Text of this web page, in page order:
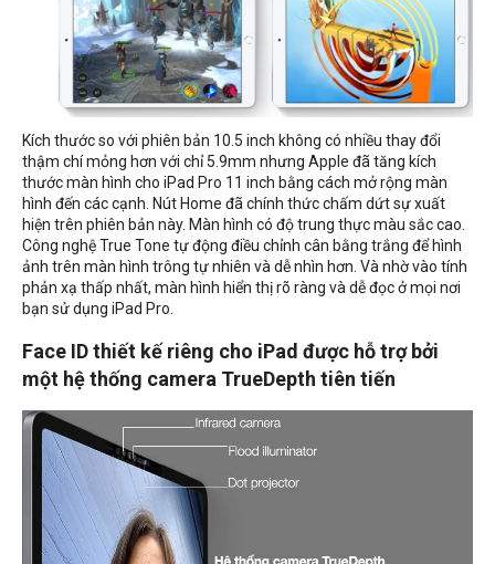
Kích thước so với phiên bản 10.5 inch không có nhiều thay đổi
thậm chí mỏng hơn với chỉ 5.9mm nhưng Apple đã tăng kích
thước màn hình cho iPad Pro 11 inch bằng cách mở rộng màn
hình đến các cạnh. Nút Home đã chính thức chấm dứt sự xuất
hiện trên phiên bản này. Màn hình có độ trung thực màu sắc cao.
Công nghệ True Tone tự động điều chỉnh cân bằng trắng để hình
ảnh trên màn hình trông tự nhiên và dễ nhìn hơn. Và nhờ vào tính
phản xạ thấp nhất, màn hình hiển thị rõ ràng và dễ đọc ở mọi nơi
bạn sử dụng iPad Pro.
Face ID thiết kế riêng cho iPad được hỗ trợ bởi
một hệ thống camera TrueDepth tiên tiến